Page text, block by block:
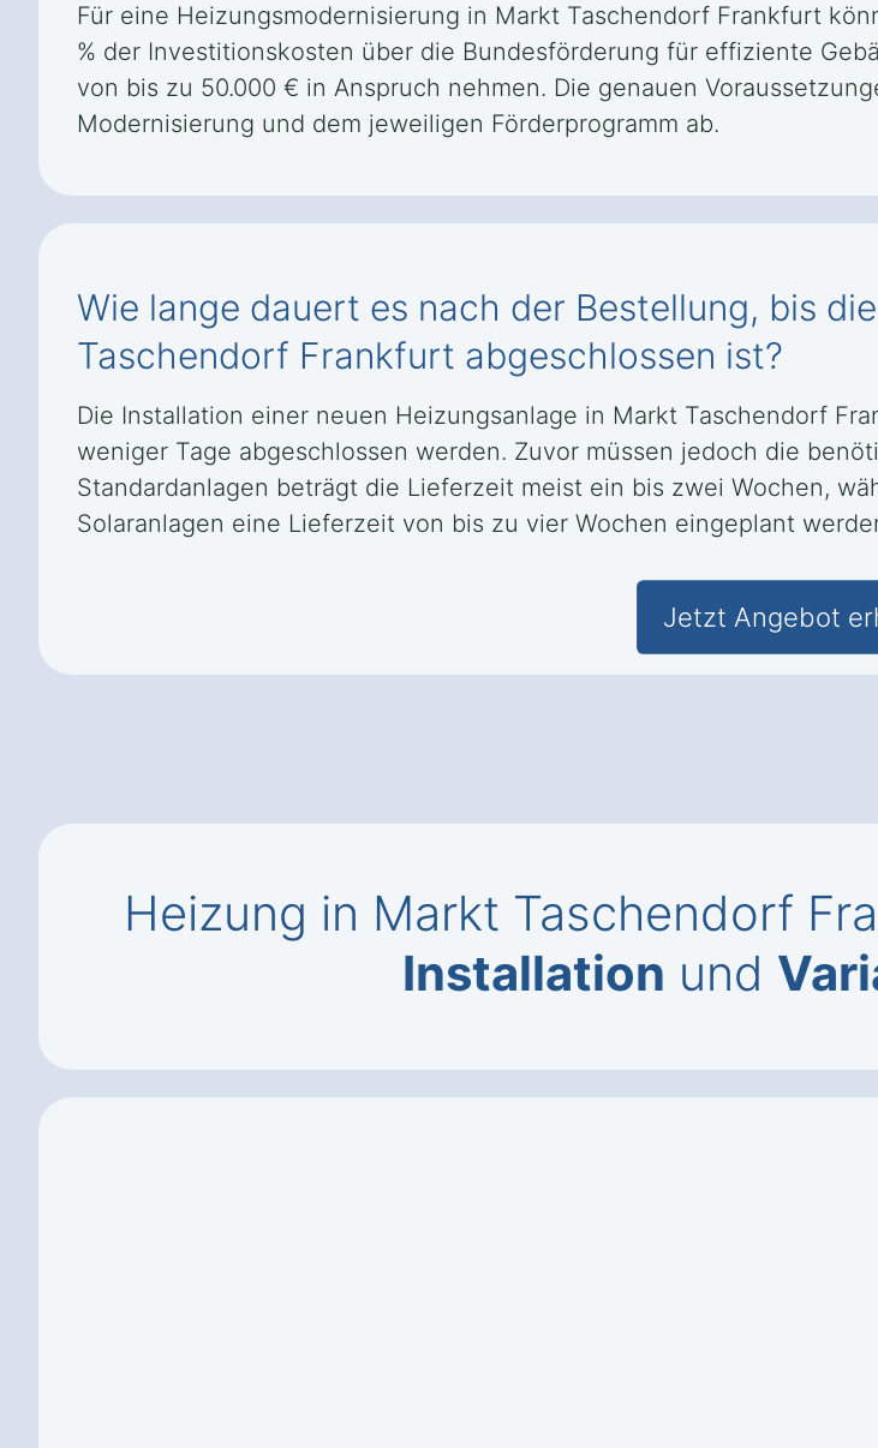
Für eine Heizungsmodernisierung in Markt Taschendorf Frankfurt
% der Investitionskosten über die Bundesförderung für effiziente
von bis zu 50.000 € in Anspruch nehmen. Die genauen
Modernisierung und dem jeweiligen Förderprogramm ab.
Wie lange dauert es nach der Bestellung, bis
Taschendorf Frankfurt abgeschlossen ist?
Die Installation einer neuen Heizungsanlage in Markt Taschendorf
weniger Tage abgeschlossen werden. Zuvor müssen jedoch die
Standardanlagen beträgt die Lieferzeit meist ein bis zwei Wochen,
Solaranlagen eine Lieferzeit von bis zu vier Wochen eingeplant
Jetzt Angebot
Heizung in Markt Taschendorf
Installation und